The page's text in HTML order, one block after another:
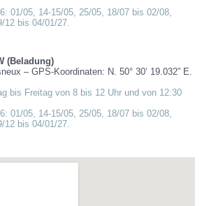
01/05, 14-15/05, 25/05, 18/07 bis 02/08,
12 bis 04/01/27.
(Beladung)
– GPS-Koordinaten: N. 50° 30’ 19.032” E.
bis Freitag von 8 bis 12 Uhr und von 12:30
01/05, 14-15/05, 25/05, 18/07 bis 02/08,
12 bis 04/01/27.